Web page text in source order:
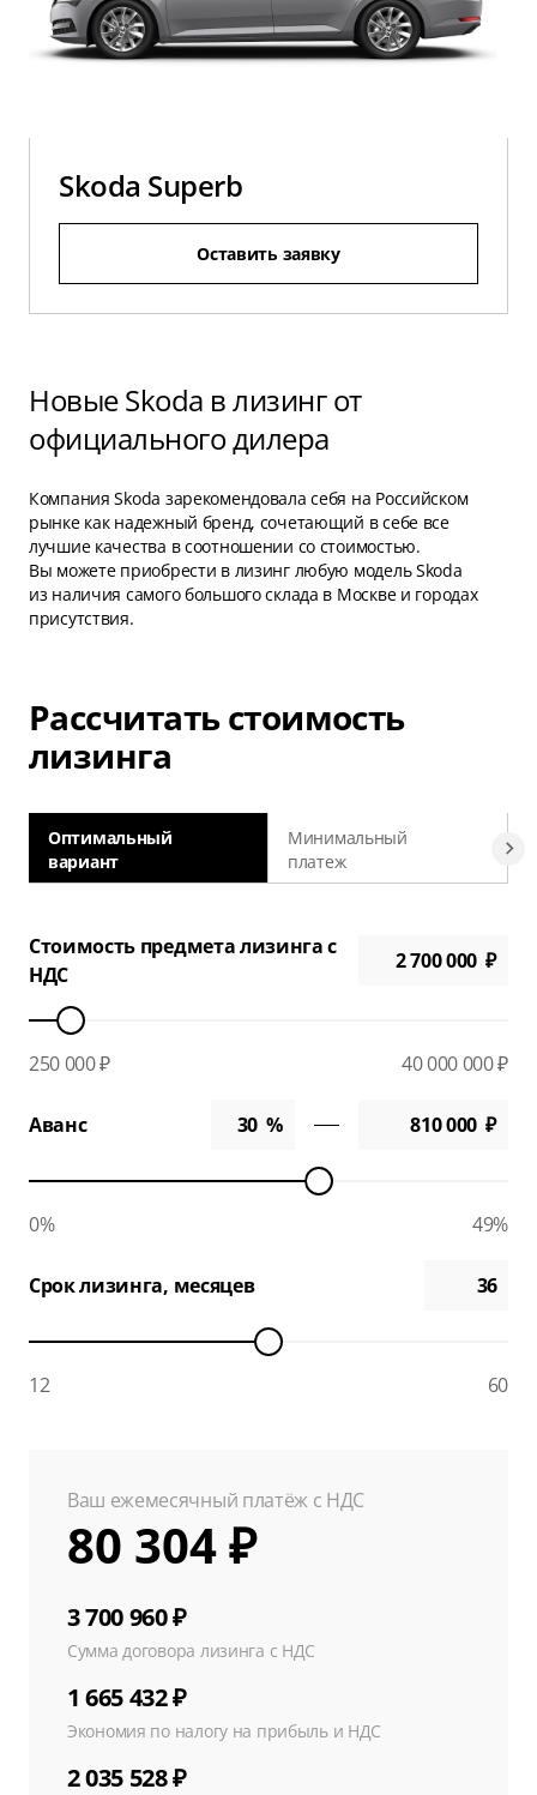
Skoda Superb
Оставить заявку
Новые Skoda в лизинг от
официального дилера
Компания Skoda зарекомендовала себя на Российском
рынке как надежный бренд, сочетающий в себе все
лучшие качества в соотношении со стоимостью.
Вы можете приобрести в лизинг любую модель Skoda
из наличия самого большого склада в Москве и городах
присутствия.
Рассчитать стоимость
лизинга
Оптимальный
вариант
Минимальный
платеж
Стоимость предмета лизинга с
НДС
250 000 ₽ 40 000 000 ₽
Аванс
0% 49%
Срок лизинга, месяцев
12 60
Ваш ежемесячный платёж с НДС
80 304 ₽
3 700 960 ₽
Сумма договора лизинга с НДС
1 665 432 ₽
Экономия по налогу на прибыль и НДС
2 035 528 ₽